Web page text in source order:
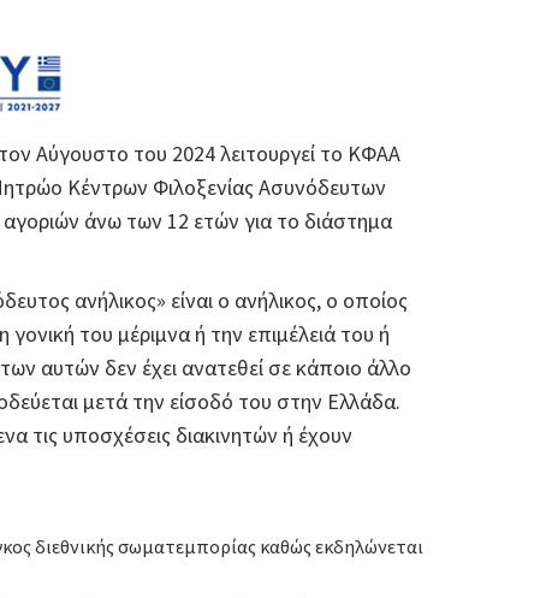
Αύγουστο του 2024 λειτουργεί το ΚΦΑΑ
Κέντρων Φιλοξενίας Ασυνόδευτων
άνω των 12 ετών για το διάστημα
ανήλικος» είναι ο ανήλικος, ο οποίος
του μέριμνα ή την επιμέλειά του ή
αυτών δεν έχει ανατεθεί σε κάποιο άλλο
μετά την είσοδό του στην Ελλάδα.
τις υποσχέσεις διακινητών ή έχουν
διεθνικής σωματεμπορίας καθώς εκδηλώνεται